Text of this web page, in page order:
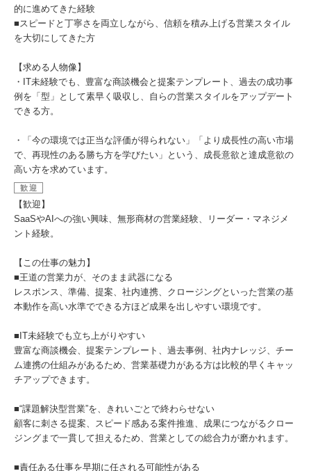
的に進めてきた経験
■スピードと丁寧さを両立しながら、信頼を積み上げる営業スタイル
を大切にしてきた方
【求める人物像】
・IT未経験でも、豊富な商談機会と提案テンプレート、過去の成功事
例を「型」として素早く吸収し、自らの営業スタイルをアップデート
できる方。
・「今の環境では正当な評価が得られない」「より成長性の高い市場
で、再現性のある勝ち方を学びたい」という、成長意欲と達成意欲の
高い方を求めています。
歓迎
【歓迎】
SaaSやAIへの強い興味、無形商材の営業経験、リーダー・マネジメ
ント経験。
【この仕事の魅力】
■王道の営業力が、そのまま武器になる
レスポンス、準備、提案、社内連携、クロージングといった営業の基
本動作を高い水準でできる方ほど成果を出しやすい環境です。
■IT未経験でも立ち上がりやすい
豊富な商談機会、提案テンプレート、過去事例、社内ナレッジ、チー
ム連携の仕組みがあるため、営業基礎力がある方は比較的早くキャッ
チアップできます。
■“課題解決型営業”を、きれいごとで終わらせない
顧客に刺さる提案、スピード感ある案件推進、成果につながるクロー
ジングまで一貫して担えるため、営業としての総合力が磨かれます。
■責任ある仕事を早期に任される可能性がある